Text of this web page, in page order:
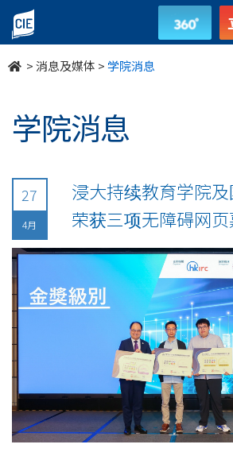
undefined
>消息及媒体 >学院消息
学院消息
27
4月
浸大持续教育学院
荣获三项无障碍网